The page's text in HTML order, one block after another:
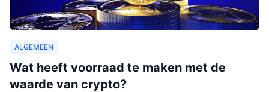
ALGEMEEN
Wat heeft voorraad te maken met de
waarde van crypto?